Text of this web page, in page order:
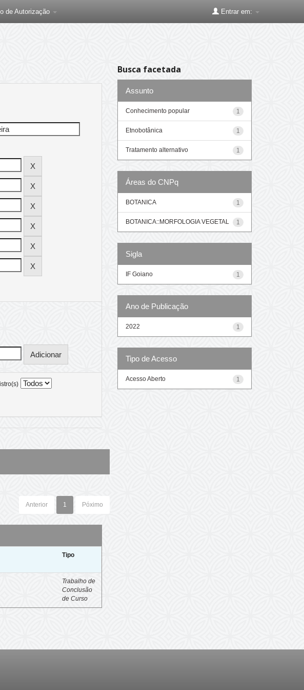
de Autorização Entrar em:
Anterior 1 Póximo
Tipo
Trabalho de
Conclusão
de Curso
Busca facetada
Assunto
1
Conhecimento popular
1
Etnobotânica
1
Tratamento alternativo
Áreas do CNPq
1
BOTANICA
1
BOTANICA::MORFOLOGIA VEGETAL
Sigla
1
IF Goiano
Ano de Publicação
1
2022
Tipo de Acesso
1
Acesso Aberto